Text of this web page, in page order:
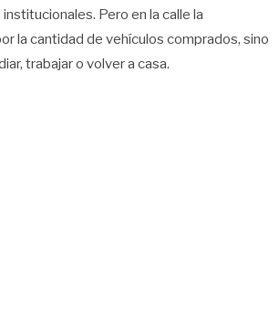
Pero en la calle la
la cantidad de vehículos comprados, sino
trabajar o volver a casa.